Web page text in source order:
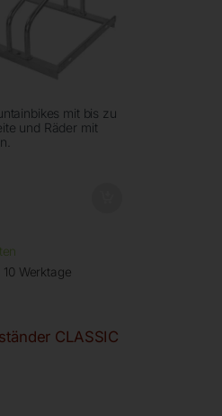
mit bis zu
und Räder mit
Werktage
CLASSIC